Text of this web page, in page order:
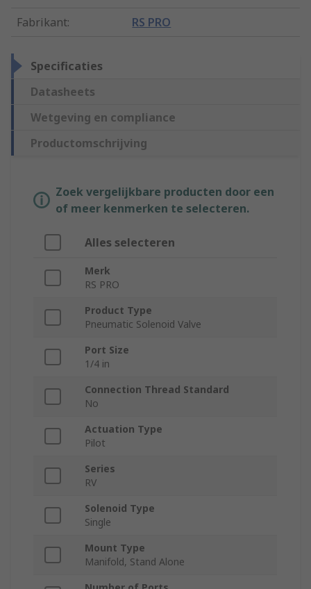
Fabrikant: RS PRO
Specificaties
Datasheets
Wetgeving en compliance
Productomschrijving
Zoek vergelijkbare producten door een
of meer kenmerken te selecteren.
Alles selecteren
Merk
RS PRO
Product Type
Pneumatic Solenoid Valve
Port Size
1/4 in
Connection Thread Standard
No
Actuation Type
Pilot
Series
RV
Solenoid Type
Single
Mount Type
Manifold, Stand Alone